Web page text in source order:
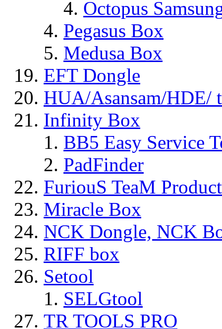
Octopus
Pegasus Box
Medusa Box
EFT Dongle
HUA/Asansam/HDE/
Infinity Box
BB5 Easy Service
PadFinder
FuriouS TeaM
Miracle Box
NCK Dongle, NCK
RIFF box
Setool
SELGtool
TR TOOLS PRO